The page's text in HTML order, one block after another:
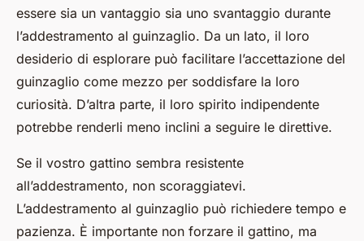
essere sia un vantaggio sia uno svantaggio durante
l’addestramento al guinzaglio. Da un lato, il loro
desiderio di esplorare può facilitare l’accettazione del
guinzaglio come mezzo per soddisfare la loro
curiosità. D’altra parte, il loro spirito indipendente
potrebbe renderli meno inclini a seguire le direttive.
Se il vostro gattino sembra resistente
all’addestramento, non scoraggiatevi.
L’addestramento al guinzaglio può richiedere tempo e
pazienza. È importante non forzare il gattino, ma